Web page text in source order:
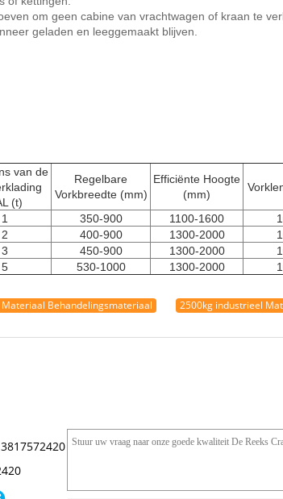
om geen cabine van vrachtwagen of kraan te
geladen en leeggemaakt blijven.
van de
(t)
Regelbare
Vorkbreedte (mm)
Efficiënte Hoogte
(mm)
1 350-900 1100-1600
2 400-900 1300-2000
3 450-900 1300-2000
5 530-1000 1300-2000
Behandelingsmateriaal 2500kg industrieel